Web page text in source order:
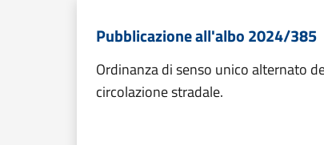
Pubblicazione all'albo 2024/385
Ordinanza di senso unico alternato
circolazione stradale.